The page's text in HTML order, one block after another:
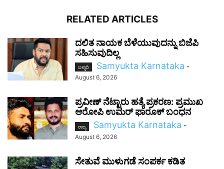
RELATED ARTICLES
ದಲಿತ ನಾಯಕ ಬೆಳೆಯುವುದನ್ನು ಬಿಜೆಪಿ
ಸಹಿಸುವುದಿಲ್ಲ
ಬಳ್ಳಾರಿ Samyukta Karnataka -
August 6, 2026
ಪ್ರವೀಣ್ ನೆಟ್ಟಾರು ಹತ್ಯೆ ಪ್ರಕರಣ: ಪ್ರಮುಖ
ಆರೋಪಿ ಉಮರ್ ಫಾರೂಕ್ ಬಂಧನ
ರಾಜ್ಯ Samyukta Karnataka -
August 6, 2026
ಸೇತುವೆ ಮುಳುಗಡೆ ಸಂಪರ್ಕ ಕಡಿತ